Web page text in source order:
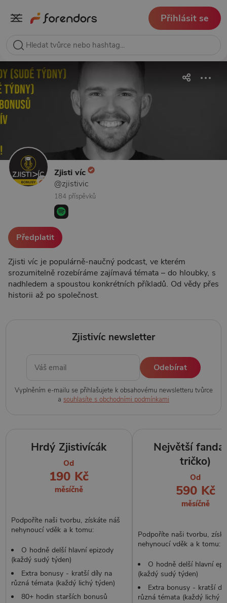
Přihlásit se
Zjisti víc
@zjistivic
184 příspěvků
Předplatit
Zjisti víc je populárně-naučný podcast, ve kterém
srozumitelně rozebíráme zajímavá témata – do hloubky, s
nadhledem a spoustou konkrétních příkladů. Od vědy přes
historii až po společnost.
Zjistivíc newsletter
Odebírat
Vyplněním e-mailu se přihlašujete k obsahovému newsletteru tvůrce
a souhlasíte s obchodními podmínkami
Hrdý Zjistivícák
Od
190 Kč
měsíčně
Podpoříte naši tvorbu, získáte náš
nehynoucí vděk a k tomu:
O hodně delší hlavní epizody
(každý sudý týden)
Extra bonusy - kratší díly na
různá témata (každý lichý týden)
80+ hodin starších bonusů
Největší fanda
tričko)
Od
590 Kč
měsíčně
Podpoříte naši tvorbu,
nehynoucí vděk a k tomu:
O hodně delší hlavní
(každý sudý týden)
Extra bonusy - kratší
různá témata (každý lichý